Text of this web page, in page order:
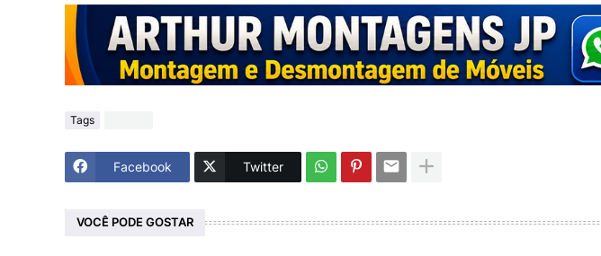
Tags
Facebook Twitter
VOCÊ PODE GOSTAR